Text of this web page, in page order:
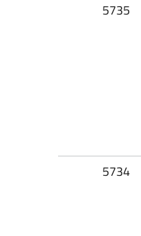
5735
5734